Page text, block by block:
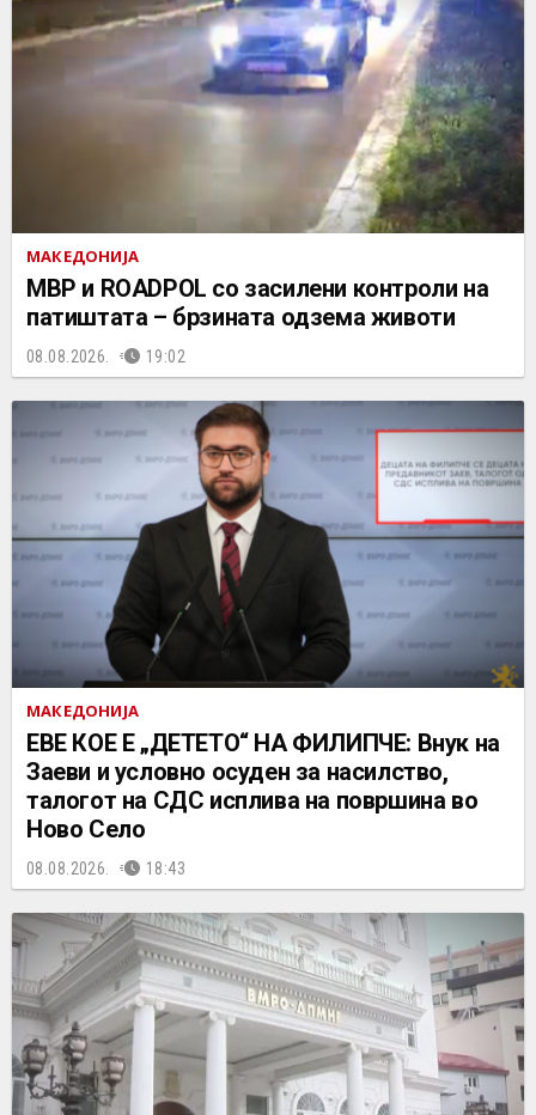
МАКЕДОНИЈА
МВР и ROADPOL со засилени контроли на
патиштата – брзината одзема животи
08.08.2026. 19:02
МАКЕДОНИЈА
ЕВЕ КОЕ Е „ДЕТЕТО“ НА ФИЛИПЧЕ: Внук на
Заеви и условно осуден за насилство,
талогот на СДС исплива на површина во
Ново Село
08.08.2026. 18:43